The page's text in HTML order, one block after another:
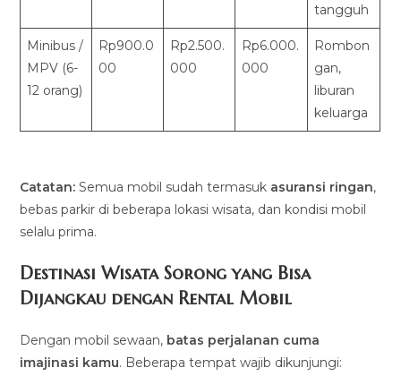
tangguh
Minibus /
MPV (6-
12 orang)
Rp900.0
00
Rp2.500.
000
Rp6.000.
000
Rombon
gan,
liburan
keluarga
Catatan: Semua mobil sudah termasuk asuransi ringan,
bebas parkir di beberapa lokasi wisata, dan kondisi mobil
selalu prima.
Destinasi Wisata Sorong yang Bisa
Dijangkau dengan Rental Mobil
Dengan mobil sewaan, batas perjalanan cuma
imajinasi kamu. Beberapa tempat wajib dikunjungi: